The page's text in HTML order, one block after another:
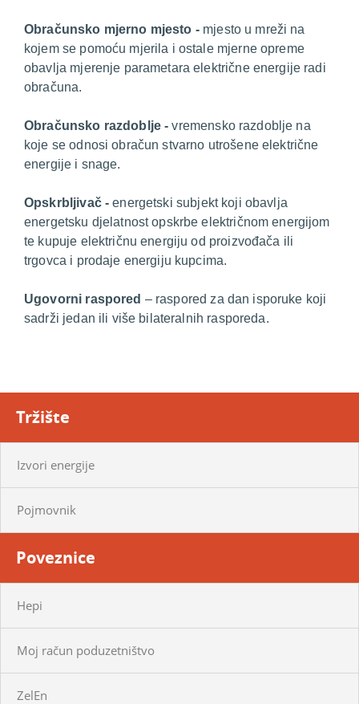
Obračunsko mjerno mjesto -mjesto u mreži na
kojem se pomoću mjerila i ostale mjerne opreme
obavlja mjerenje parametara električne energije radi
obračuna.
Obračunsko razdoblje -vremensko razdoblje na
koje se odnosi obračun stvarno utrošene električne
energije i snage.
Opskrbljivač - energetski subjekt koji obavlja
energetsku djelatnost opskrbe električnom energijom
te kupuje električnu energiju od proizvođača ili
trgovca i prodaje energiju kupcima.
Ugovorni raspored – raspored za dan isporuke koji
sadrži jedan ili više bilateralnih rasporeda.
Tržište
Izvori energije
Pojmovnik
Poveznice
Hepi
Moj račun poduzetništvo
ZelEn